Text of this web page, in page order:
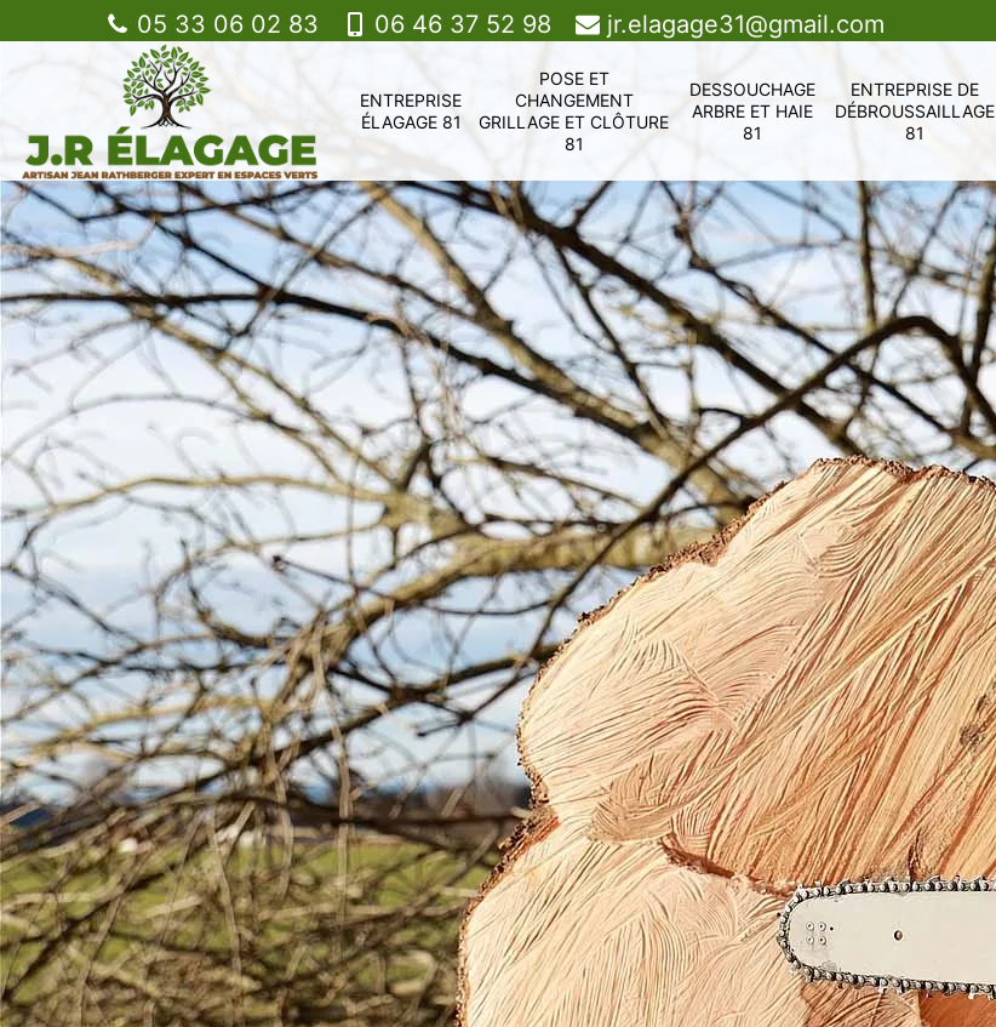
05 33 06 02 83 06 46 37 52 98 jr.elagage31@gmail.com
ENTREPRISE
ÉLAGAGE 81
POSE ET
CHANGEMENT
GRILLAGE ET CLÔTURE
81
DESSOUCHAGE
ARBRE ET HAIE
81
ENTREPRISE DE
DÉBROUSSAILLAGE
81